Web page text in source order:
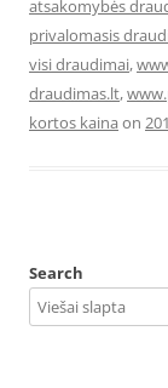
atsakomybės
privalomasis
visi draudimai,
draudimas.lt,
kortos kaina on
Search